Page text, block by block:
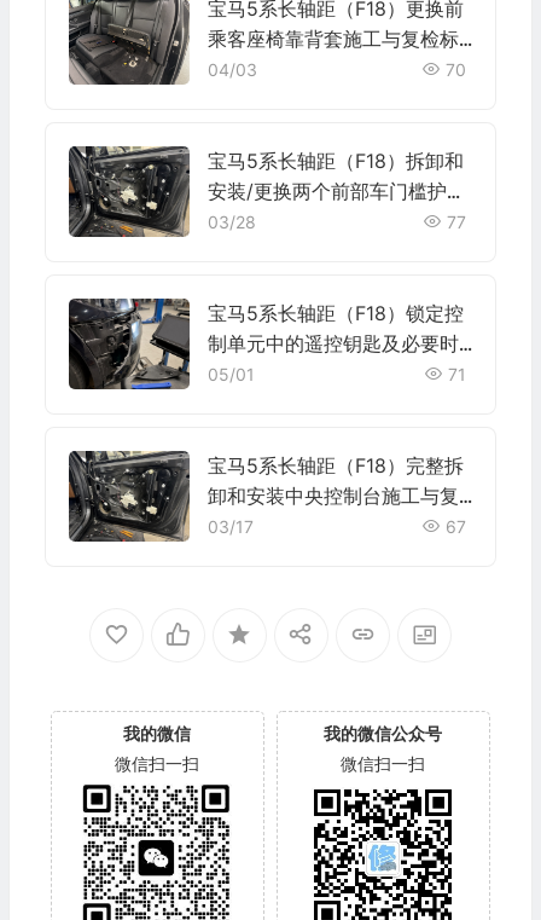
宝马5系长轴距（F18）更换前
乘客座椅靠背套施工与复检标
准
04/03 70
宝马5系长轴距（F18）拆卸和
安装/更换两个前部车门槛护板
施工与复检标准
03/28 77
宝马5系长轴距（F18）锁定控
制单元中的遥控钥匙及必要时
进行初始化施工与复检标准
05/01 71
宝马5系长轴距（F18）完整拆
卸和安装中央控制台施工与复
检标准
03/17 67
我的微信
微信扫一扫
我的微信公众号
微信扫一扫